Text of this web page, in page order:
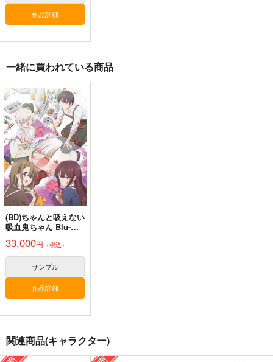
悪縁
ぽむ屋
770円（税込）
Fate/Grand Order
マシュ・キリエライト
リリス
サンプル
カート
作品詳細
一緒に買われている商品
(BD)ちゃんと吸えない
吸血鬼ちゃん Blu-
33,000円 （税込）
サンプル
作品詳細
関連商品(キャラクター)